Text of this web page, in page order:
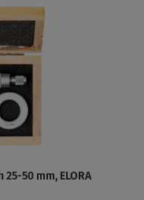
50 mm, ELORA